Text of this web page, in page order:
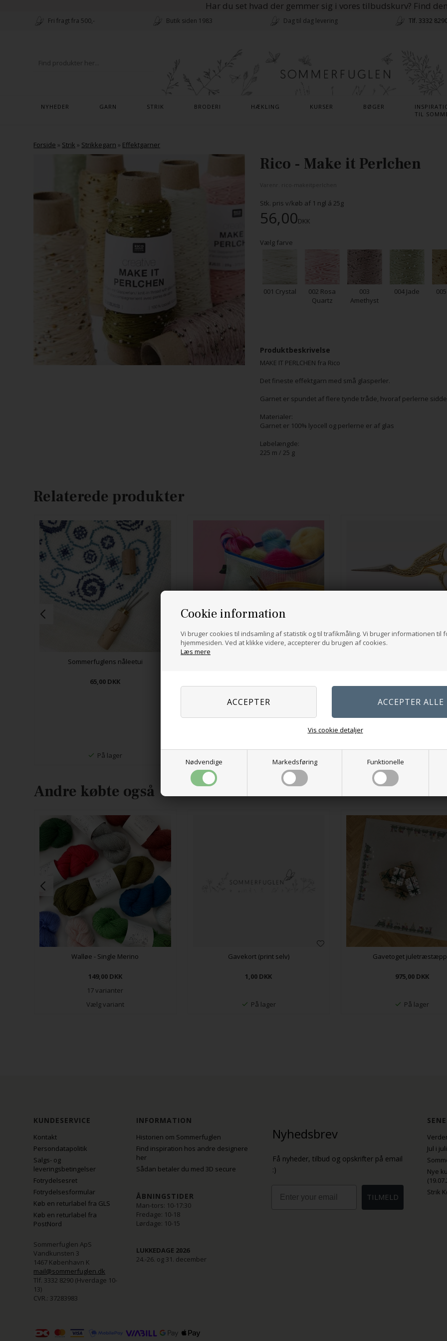
Har du set hvad der gemmer sig i vores tilbudskurv? Find den
Cookie information
Vi bruger cookies til indsamling af statistik og til trafikmåling. Vi bruger informationen til
hjemmesiden. Ved at klikke videre, accepterer du brugen af cookies.
Læs mere
Nødvendige Markedsføring Funktionelle
Vis cookie detaljer
Fri fragt fra 500,- Butik siden 1983 Dag til dag levering Tlf. 3332
NYHEDER GARN STRIK BRODERI HÆKLING KURSER BØGER
TIL
Forside » Strik » Strikkegarn » Effektgarner
Rico - Make it Perlchen
rico-makeitperlchen
Stk. pris v/køb af 1 ngl á 25g
56,00DKK
Vælg farve
001 Crystal
002 Rosa
Quartz
003
Amethyst
004 Jade
Produktbeskrivelse
MAKE IT PERLCHEN fra Rico
Det fineste effektgarn med små glasperler.
Garnet er spundet af flere tynde tråde, hvoraf perlerne
Materialer:
Garnet er 100% lyocell og perlerne er af glas
Løbelængde:
225 m / 25 g
Relaterede produkter
Sommerfuglens nåleetui
65,00 DKK
På lager
Blå: 23 x 32 cm Gul: 19 x 25,5 cm
Andre købte også
Walløe - Single Merino
149,00 DKK
17 varianter
Vælg variant
Gavekort (print selv)
1,00 DKK
På lager
Gavetoget
975,00 DKK
På lager
KUNDESERVICE
Kontakt
Persondatapolitik
Salgs- og
leveringsbetingelser
Fotrydelsesret
Fotrydelsesformular
Køb en returlabel fra GLS
Køb en returlabel fra
PostNord
Sommerfuglen ApS
Vandkunsten 3
1467 København K
mail@sommerfuglen.dk
Tlf. 3332 8290 (Hverdage 10-
13)
CVR.: 37283983
INFORMATION
Historien om Sommerfuglen
Find inspiration hos andre designere
her
Sådan betaler du med 3D secure
ÅBNINGSTIDER
Man-tors: 10-17:30
Fredage: 10-18
Lørdage: 10-15
LUKKEDAGE 2026
24.-26. og 31. december
Nyhedsbrev
Få nyheder, tilbud og opskrifter på email
:)
TILMELD
Jul i
Nye
Strik